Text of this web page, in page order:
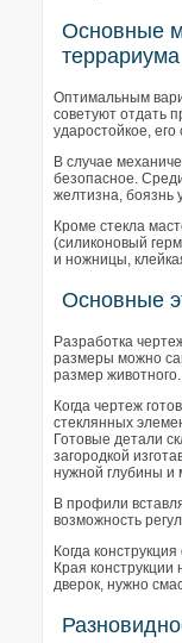
Основные
террариума
Оптимальным
советуют отдать
ударостойкое,
В случае
безопасное.
желтизна, боязнь
Кроме стекла
(силиконовый
и ножницы,
Основные
Разработка
размеры можно
размер животного.
Когда чертеж
стеклянных
Готовые детали
загородкой
нужной глубины и
В профили
возможность
Когда
Края
дверок, нужно